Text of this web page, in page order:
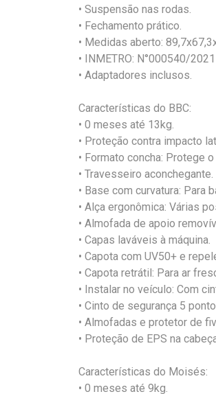
• Suspensão nas rodas.
• Fechamento prático.
• Medidas aberto:
• INMETRO: N°000540/
• Adaptadores inclusos.
Características do BBC:
• 0 meses até 13kg.
• Proteção contra impacto
• Formato concha: Protege
• Travesseiro aconchegante.
• Base com curvatura: Para
• Alça ergonômica: Várias
• Almofada de apoio
• Capas laváveis à máquina.
• Capota com UV50+ e
• Capota retrátil: Para ar
• Instalar no veículo: Com
• Cinto de segurança 5
• Almofadas e protetor de
• Proteção de EPS na
Características do Moisés:
• 0 meses até 9kg.